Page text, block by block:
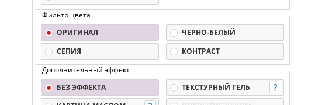
Фильтр цвета
ОРИГИНАЛ
ЧЕРНО-БЕЛЫЙ
СЕПИЯ
КОНТРАСТ
Дополнительный эффект
БЕЗ ЭФФЕКТА
ТЕКСТУРНЫЙ ГЕЛЬ